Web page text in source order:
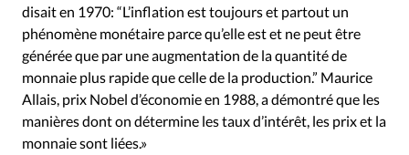
disait en 1970: “L’inflation est toujours et partout un
phénomène monétaire parce qu’elle est et ne peut être
générée que par une augmentation de la quantité de
monnaie plus rapide que celle de la production.” Maurice
Allais, prix Nobel d’économie en 1988, a démontré que les
manières dont on détermine les taux d’intérêt, les prix et la
monnaie sont liées.»